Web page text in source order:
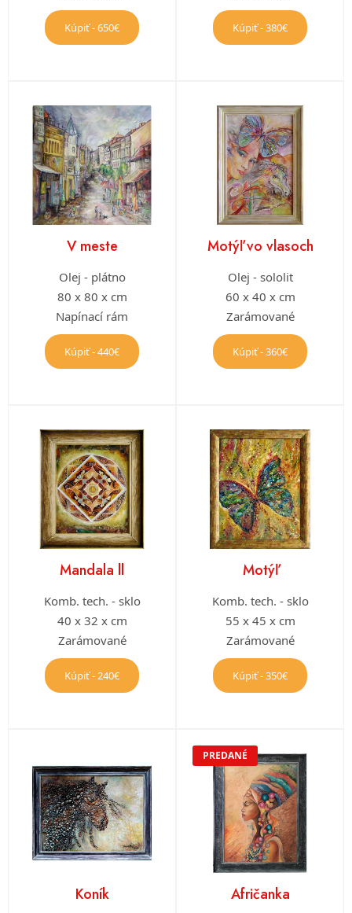
Kúpiť - 650€ Kúpiť - 380€
V meste
Olej - plátno
80 x 80 x cm
Napínací rám
Kúpiť - 440€
Motýľ vo vlasoch
Olej - sololit
60 x 40 x cm
Zarámované
Kúpiť - 360€
Mandala ll
Komb. tech. - sklo
40 x 32 x cm
Zarámované
Kúpiť - 240€
Motýľ
Komb. tech. - sklo
55 x 45 x cm
Zarámované
Kúpiť - 350€
Koník
PREDANÉ
Afričanka